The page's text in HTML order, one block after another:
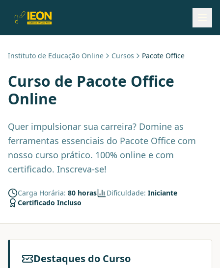
Instituto de Educação Online Cursos Pacote Office
Curso de Pacote Office
Online
Quer impulsionar sua carreira? Domine as
ferramentas essenciais do Pacote Office com
nosso curso prático. 100% online e com
certificado. Inscreva-se!
Carga Horária: 80 horas Dificuldade: Iniciante
Certificado Incluso
Destaques do Curso